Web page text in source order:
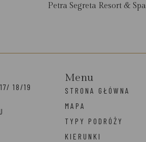
Petra Segreta Resort & Spa
18/19
Menu
STRONA GŁÓWNA
MAPA
TYPY PODRÓŻY
KIERUNKI